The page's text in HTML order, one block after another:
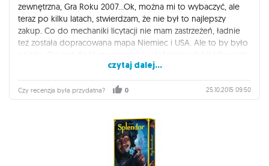
zewnętrzna, Gra Roku 2007...Ok, można mi to wybaczyć, ale
teraz po kilku latach, stwierdzam, że nie był to najlepszy
zakup. Co do mechaniki licytacji nie mam zastrzeżeń, ładnie
też została dopracowana mapa Niemiec i USA. Ale to by było
rozgrywek jakie przeprowadziłem zauważałem, że
poszukiwanie alternatywnego sposobu wygrania (innego niż
zbilansowanie kosztów do ilości miast) nie wchodzi w grę. Co
sprawia, że po kilku partiach ta gra nie zachwyca już tak
czytaj dalej...
Czy recenzja była przydatna? 0 25.10.2015 09:50